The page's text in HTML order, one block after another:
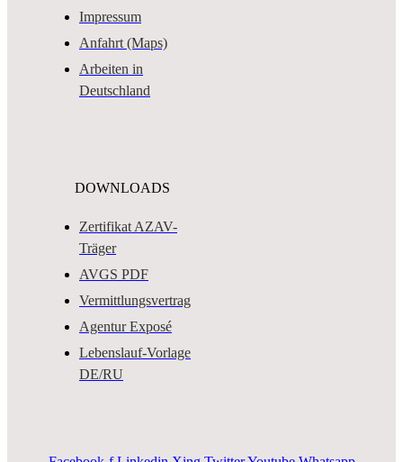
Impressum
Anfahrt (Maps)
Arbeiten in
Deutschland
DOWNLOADS
Zertifikat AZAV-
Träger
AVGS PDF
Vermittlungsvertrag
Agentur Exposé
Lebenslauf-Vorlage
DE/RU